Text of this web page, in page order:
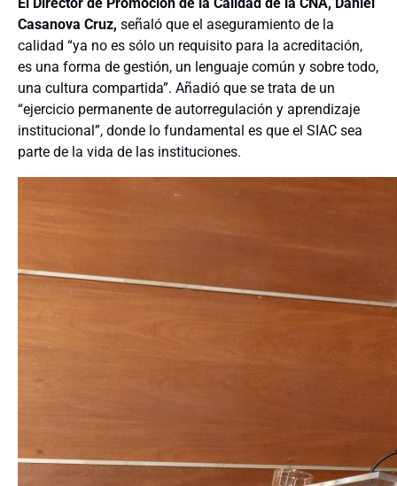
Casanova Cruz, señaló que el aseguramiento de la
calidad “ya no es sólo un requisito para la acreditación,
es una forma de gestión, un lenguaje común y sobre todo,
una cultura compartida”. Añadió que se trata de un
“ejercicio permanente de autorregulación y aprendizaje
institucional”, donde lo fundamental es que el SIAC sea
parte de la vida de las instituciones.